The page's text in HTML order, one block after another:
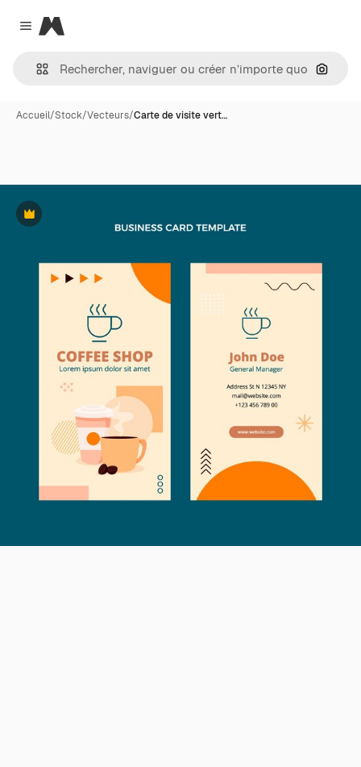
Close menu
Magnific
Accueil/Stock/Vecteurs/Carte de visite vert…
Premium